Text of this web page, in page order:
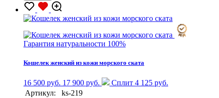
Гарантия натуральности 100%
Кошелек женский из кожи морского ската
16 500 руб. 17 900 руб.
Сплит 4 125 руб.
Артикул:
ks-219